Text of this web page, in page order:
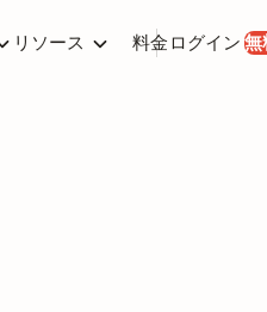
リソース 料金 ログイン 無